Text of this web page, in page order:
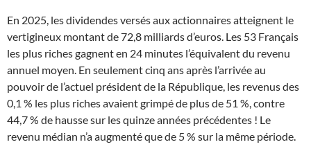
En 2025, les dividendes versés aux actionnaires atteignent le
vertigineux montant de 72,8 milliards d’euros. Les 53 Français
les plus riches gagnent en 24 minutes l’équivalent du revenu
annuel moyen. En seulement cinq ans après l’arrivée au
pouvoir de l’actuel président de la République, les revenus des
0,1 % les plus riches avaient grimpé de plus de 51 %, contre
44,7 % de hausse sur les quinze années précédentes ! Le
revenu médian n’a augmenté que de 5 % sur la même période.